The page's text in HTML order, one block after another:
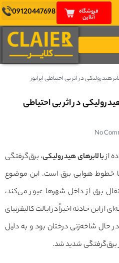
فروشگاه
آنلاین 09120447698
هیدرولیکی در اثر بی احتیاطی اپراتور
در اثر بی احتیاطی
No
ازبالابرهای هیدرولیکی، برق‌گرفتگی
خطوط هوایی برق است. این موضوع
برق از داخل شهرها عبور می‌کند،
حادثه اخیراً در ایالت کالیفرنیای
در حال شاخه‌زنی درختان بود و به دلیل
برق‌گرفتگی شدید شد.